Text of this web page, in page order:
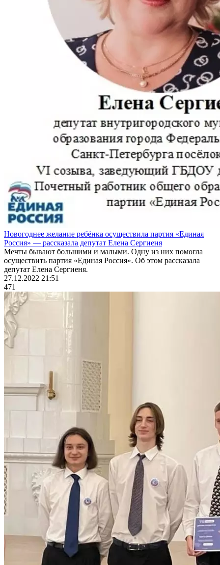
Новогоднее желание ребёнка осуществила партия «Единая
Россия» — рассказала депутат Елена Сергиеня
Мечты бывают большими и малыми. Одну из них помогла
осуществить партия «Единая Россия». Об этом рассказала
депутат Елена Сергиеня.
27.12.2022 21:51
471